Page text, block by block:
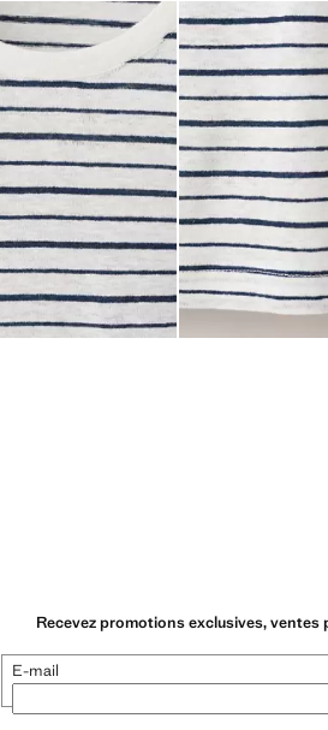
Recevez promotions exclusives, ventes
E-mail